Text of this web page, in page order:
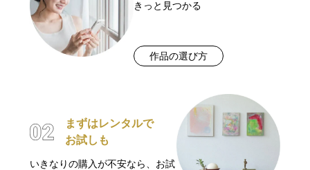
きっと見つかる
作品の選び方
まずはレンタルで
お試しも
いきなりの購入が不安なら、お試